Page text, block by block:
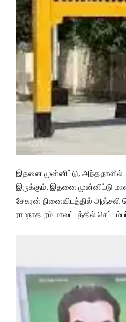
இதனை முன்னிட்டு, அந்த நாளில்
இருக்கும். இதனை முன்னிட்டு
சேகரன் நினைவிடத்தில் அஞ்சலி
ராமநாதபுரம் மாவட்டத்தில்